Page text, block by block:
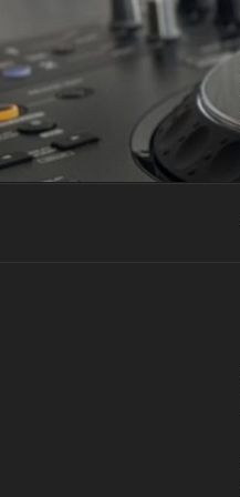
til
indhold